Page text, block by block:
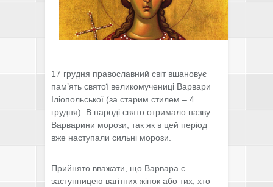
17 грудня православний світ вшановує
пам’ять святої великомучениці Варвари
Іліопольської (за старим стилем – 4
грудня). В народі свято отримало назву
Варварини морози, так як в цей період
вже наступали сильні морози.
Прийнято вважати, що Варвара є
заступницею вагітних жінок або тих, хто